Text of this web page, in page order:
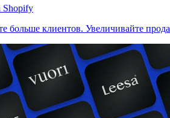
Shopify
больше клиентов. Увеличивайте